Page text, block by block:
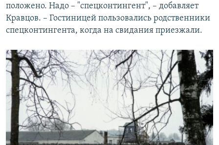
положено. Надо – "спецконтингент", – добавляет
Кравцов. – Гостиницей пользовались родственники
спецконтингента, когда на свидания приезжали.